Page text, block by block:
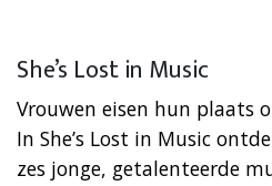
She’s Lost in Music
Vrouwen eisen hun plaats
In She’s Lost in Music
zes jonge, getalenteerde